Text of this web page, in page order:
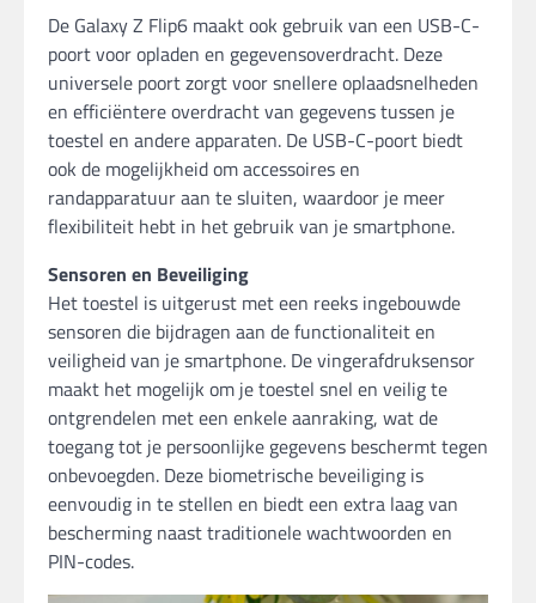
De Galaxy Z Flip6 maakt ook gebruik van een USB-C-
poort voor opladen en gegevensoverdracht. Deze
universele poort zorgt voor snellere oplaadsnelheden
en efficiëntere overdracht van gegevens tussen je
toestel en andere apparaten. De USB-C-poort biedt
ook de mogelijkheid om accessoires en
randapparatuur aan te sluiten, waardoor je meer
flexibiliteit hebt in het gebruik van je smartphone.
Sensoren en Beveiliging
Het toestel is uitgerust met een reeks ingebouwde
sensoren die bijdragen aan de functionaliteit en
veiligheid van je smartphone. De vingerafdruksensor
maakt het mogelijk om je toestel snel en veilig te
ontgrendelen met een enkele aanraking, wat de
toegang tot je persoonlijke gegevens beschermt tegen
onbevoegden. Deze biometrische beveiliging is
eenvoudig in te stellen en biedt een extra laag van
bescherming naast traditionele wachtwoorden en
PIN-codes.